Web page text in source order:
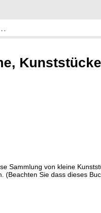
Sammlung von kleine
(Beachten Sie dass dieses